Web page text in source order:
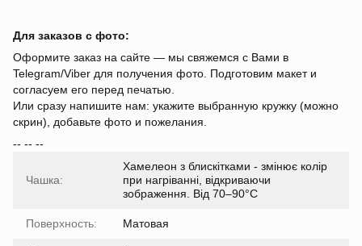
Для заказов с фото:
Оформите заказ на сайте — мы свяжемся с Вами в
Telegram/Viber для получения фото. Подготовим макет и
согласуем его перед печатью.
Или сразу напишите нам: укажите выбранную кружку (можно
скрин), добавьте фото и пожелания.
-- -- --
Чашка:
Хамелеон з блискітками - змінює колір
при нагріванні, відкриваючи
зображення. Від 70–90°C
Поверхность: Матовая